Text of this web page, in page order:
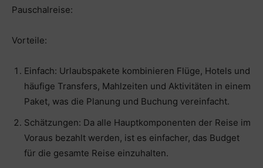
Pauschalreise:
Vorteile:
Einfach: Urlaubspakete kombinieren Flüge, Hotels und
häufige Transfers, Mahlzeiten und Aktivitäten in einem
Paket, was die Planung und Buchung vereinfacht.
Schätzungen: Da alle Hauptkomponenten der Reise im
Voraus bezahlt werden, ist es einfacher, das Budget
für die gesamte Reise einzuhalten.